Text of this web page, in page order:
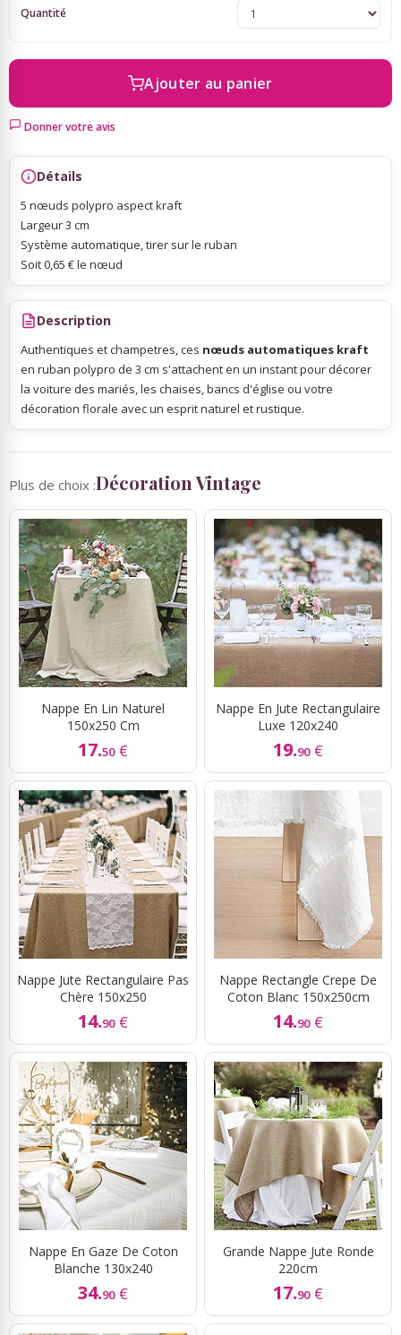
Quantité
Ajouter au panier
Donner votre avis
Détails
5 nœuds polypro aspect kraft
Largeur 3 cm
Système automatique, tirer sur le ruban
Soit 0,65 € le nœud
Description
Authentiques et champetres, ces nœuds automatiques kraft
en ruban polypro de 3 cm s'attachent en un instant pour décorer
la voiture des mariés, les chaises, bancs d'église ou votre
décoration florale avec un esprit naturel et rustique.
Plus de choix :Décoration Vintage
Nappe En Lin Naturel
150x250 Cm
17.50 €
Nappe En Jute Rectangulaire
Luxe 120x240
19.90 €
Nappe Jute Rectangulaire Pas
Chère 150x250
14.90 €
Nappe Rectangle Crepe De
Coton Blanc 150x250cm
14.90 €
Nappe En Gaze De Coton
Blanche 130x240
34.90 €
Grande Nappe Jute Ronde
220cm
17.90 €